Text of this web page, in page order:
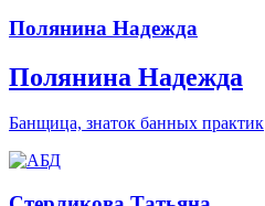
Полянина Надежда
Полянина Надежда
Банщица, знаток банных практик